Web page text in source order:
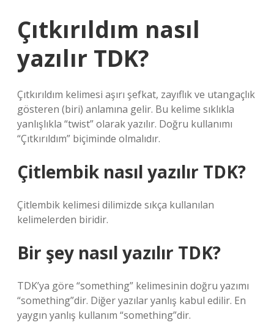
Çıtkırıldım nasıl
yazılır TDK?
Çıtkırıldım kelimesi aşırı şefkat, zayıflık ve utangaçlık
gösteren (biri) anlamına gelir. Bu kelime sıklıkla
yanlışlıkla “twist” olarak yazılır. Doğru kullanımı
“Çıtkırıldım” biçiminde olmalıdır.
Çitlembik nasıl yazılır TDK?
Çitlembik kelimesi dilimizde sıkça kullanılan
kelimelerden biridir.
Bir şey nasıl yazılır TDK?
TDK’ya göre “something” kelimesinin doğru yazımı
“something”dir. Diğer yazılar yanlış kabul edilir. En
yaygın yanlış kullanım “something”dir.